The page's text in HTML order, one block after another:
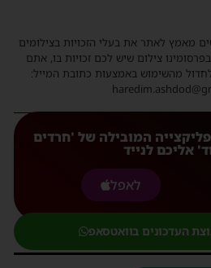
מאמץ לאתר את בעלי הזכויות בצילומים
צילום שיש לכם זכויות בו, אתם
מהשימוש באמצעות כתובת המייל:
המובילה של 'חרדים
אליכם לנייד
לאפל
העדכונים בוואטסאפ